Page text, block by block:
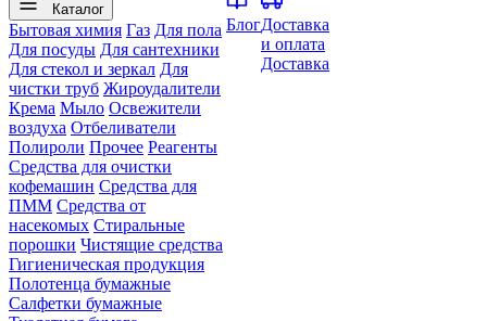
Каталог
Бытовая химия Газ Для пола
Для посуды Для сантехники
Для стекол и зеркал Для
чистки труб Жироудалители
Крема Мыло Освежители
воздуха Отбеливатели
Полироли Прочее Реагенты
Средства для очистки
кофемашин Средства для
ПММ Средства от
насекомых Стиральные
порошки Чистящие средства
Гигиеническая продукция
Полотенца бумажные
Салфетки бумажные
БлогДоставка
и оплата
Доставка